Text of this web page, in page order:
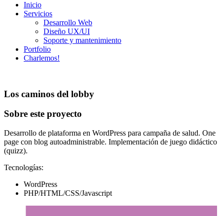
Inicio
Servicios
Desarrollo Web
Diseño UX/UI​
Soporte y mantenimiento
Portfolio
Charlemos!
Los caminos del lobby
Sobre este proyecto
Desarrollo de plataforma en WordPress para campaña de salud. One
page con blog autoadministrable. Implementación de juego didáctico
(quizz).
Tecnologías:
WordPress
PHP/HTML/CSS/Javascript